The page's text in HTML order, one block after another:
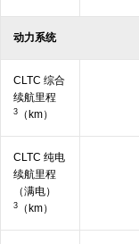
动力系统
CLTC 综合
续航里程
3 （km）
CLTC 纯电
续航里程
（满电）
3 （km）